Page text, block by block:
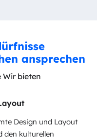
ansprechen
Wir bieten
Design und Layout
den kulturellen